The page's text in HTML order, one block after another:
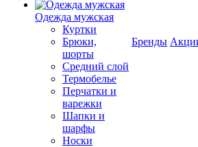
Одежда мужская
Куртки
Брюки,
шорты
Средний слой
Термобелье
Перчатки и
варежки
Шапки и
шарфы
Носки
Бренды